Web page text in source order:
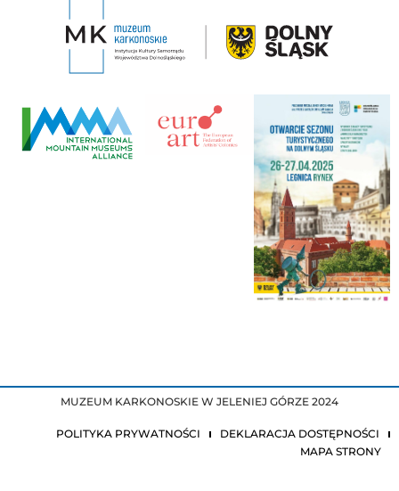
MUZEUM KARKONOSKIE W JELENIEJ GÓRZE 2024
POLITYKA PRYWATNOŚCI
DEKLARACJA DOSTĘPNOŚCI
MAPA STRONY